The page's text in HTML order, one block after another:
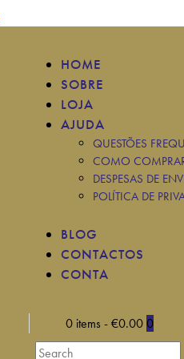
HOME
SOBRE
LOJA
AJUDA
QUESTÕES
COMO
DESPESAS DE
POLÍTICA DE
BLOG
CONTACTOS
CONTA
0 items - €0.00 0